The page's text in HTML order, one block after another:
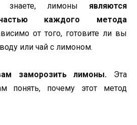
лимоны являются
каждого метода
от того, готовите ли вы
или чай с лимоном.
заморозить лимоны. Эта
понять, почему этот метод